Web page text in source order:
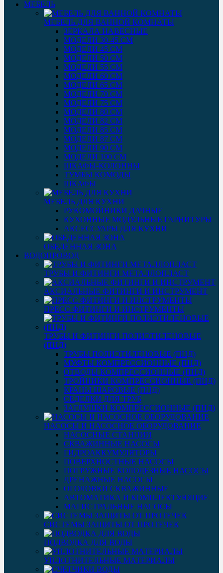
МЕБЕЛЬ
МЕБЕЛЬ ДЛЯ ВАННОЙ КОМНАТЫ
ЗЕРКАЛА НАВЕСНЫЕ
МОДЕЛИ 30-45 СМ
МОДЕЛИ 45 СМ
МОДЕЛИ 50 СМ
МОДЕЛИ 55 СМ
МОДЕЛИ 60 СМ
МОДЕЛИ 65 СМ
МОДЕЛИ 70 СМ
МОДЕЛИ 75 СМ
МОДЕЛИ 80 СМ
МОДЕЛИ 82 СМ
МОДЕЛИ 85 СМ
МОДЕЛИ 87 СМ
МОДЕЛИ 90 СМ
МОДЕЛИ 100 СМ
ШКАФЫ-КОЛОННЫ
ТУМБЫ КОМОДЫ
ШКАФЫ
МЕБЕЛЬ ДЛЯ КУХНИ
РУКОМОЙНИКИ ДАЧНЫЕ
КУХОННЫЕ МОДУЛЬНЫЕ ГАРНИТУРЫ
АКСЕССУАРЫ ДЛЯ КУХНИ
ОБЕДЕННАЯ ЗОНА
ВОДОПРОВОД
ТРУБЫ И ФИТИНГИ МЕТАЛЛОПЛАСТ
АКСИАЛЬНЫЕ ФИТИНГИ И ИНСТРУМЕНТ
ПРЕСС ФИТИНГИ И ИНСТРУМЕНТЫ
ТРУБЫ И ФИТИНГИ ПОЛИЭТИЛЕНОВЫЕ
(ПНД)
ТРУБЫ ПОЛИЭТИЛЕНОВЫЕ (ПНД)
МУФТЫ КОМПРЕССИОННЫЕ (ПНД)
ОТВОДЫ КОМПРЕССИОННЫЕ (ПНД)
ТРОЙНИКИ КОМПРЕССИОННЫЕ (ПНД)
КРАНЫ ШАРОВЫЕ (ПНД)
СЕДЕЛКИ ДЛЯ ТРУБ
ЗАГЛУШКИ КОМПРЕССИОННЫЕ (ПНД)
НАСОСЫ И НАСОСНОЕ ОБОРУДОВАНИЕ
НАСОСНЫЕ СТАНЦИИ
СКВАЖИННЫЕ НАСОСЫ
ГИДРОАККУМУЛЯТОРЫ
ПОВЕРХНОСТНЫЕ НАСОСЫ
ПОГРУЖНЫЕ КОЛОДЕЗНЫЕ НАСОСЫ
ДРЕНАЖНЫЕ НАСОСЫ
ОГОЛОВКИ СКВАЖИННЫЕ
АВТОМАТИКА И КОМПЛЕКТУЮЩИЕ
МАГИСТРАЛЬНЫЕ НАСОСЫ
СИСТЕМЫ ЗАЩИТЫ ОТ ПРОТЕЧЕК
ПОДВОДКА ДЛЯ ВОДЫ
УПЛОТНИТЕЛЬНЫЕ МАТЕРИАЛЫ